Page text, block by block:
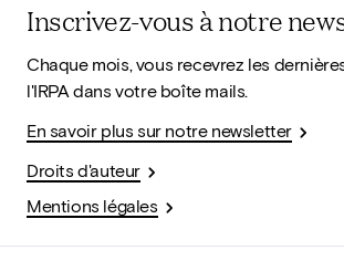
Inscrivez-vous à notre
Chaque mois, vous recevrez les
l'IRPA dans votre boîte mails.
En savoir plus sur notre newsletter
Droits d'auteur
Mentions légales